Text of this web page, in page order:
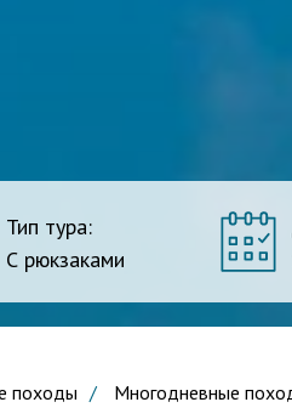
Тип тура:
С рюкзаками
походы / Многодневные